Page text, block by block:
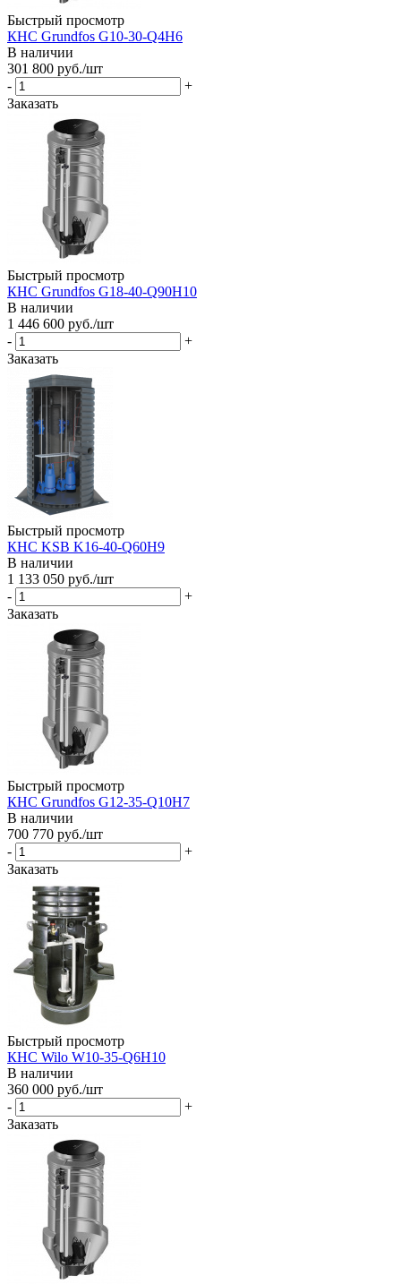
Быстрый просмотр
КНС Grundfos G10-30-Q4H6
В наличии
301 800 руб./шт
-
+
Заказать
Быстрый просмотр
КНС Grundfos G18-40-Q90H10
В наличии
1 446 600 руб./шт
-
+
Заказать
Быстрый просмотр
КНС KSB K16-40-Q60H9
В наличии
1 133 050 руб./шт
-
+
Заказать
Быстрый просмотр
КНС Grundfos G12-35-Q10H7
В наличии
700 770 руб./шт
-
+
Заказать
Быстрый просмотр
КНС Wilo W10-35-Q6H10
В наличии
360 000 руб./шт
-
+
Заказать